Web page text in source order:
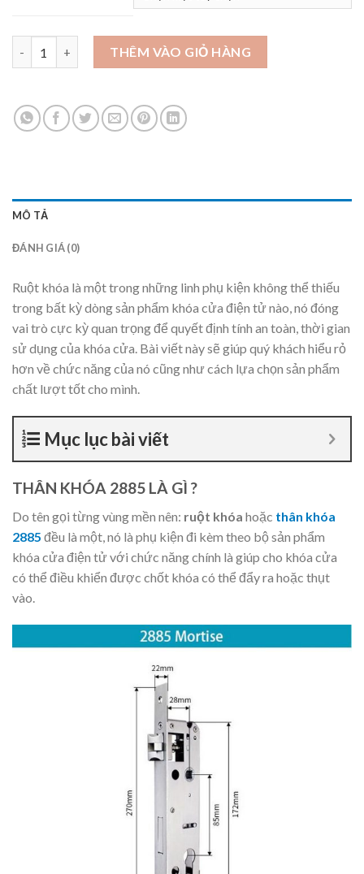
Ruột khóa 2885 (đơn điểm, đa điểm, móc) số lượng
THÊM VÀO GIỎ HÀNG
MÔ TẢ
ĐÁNH GIÁ (0)
Ruột khóa là một trong những linh phụ kiện không thể thiếu
trong bất kỳ dòng sản phẩm khóa cửa điện tử nào, nó đóng
vai trò cực kỳ quan trọng để quyết định tính an toàn, thời gian
sử dụng của khóa cửa. Bài viết này sẽ giúp quý khách hiểu rỏ
hơn về chức năng của nó cũng như cách lựa chọn sản phẩm
chất lượt tốt cho mình.
Mục lục bài viết
THÂN KHÓA 2885 LÀ GÌ ?
Do tên gọi từng vùng mền nên: ruột khóa hoặc thân khóa
2885 đều là một, nó là phụ kiện đi kèm theo bộ sản phẩm
khóa cửa điện tử với chức năng chính là giúp cho khóa cửa
có thể điều khiển được chốt khóa có thể đẩy ra hoặc thụt
vào.